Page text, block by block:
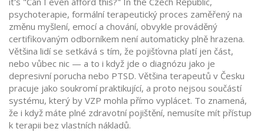
psychoterapie, formální terapeutický proces zaměřený na
změnu myšlení, emocí a chování, obvykle prováděný
certifikovaným odborníkem není automaticky plně hrazena.
Většina lidí se setkává s tím, že pojišťovna platí jen část,
nebo vůbec nic — a to i když jde o diagnózu jako je
depresivní porucha nebo PTSD. Většina terapeutů v Česku
pracuje jako soukromí praktikující, a proto nejsou součástí
systému, který by VZP mohla přímo vyplácet. To znamená,
že i když máte plné zdravotní pojištění, nemusíte mít přístup
k terapii bez vlastních nákladů.